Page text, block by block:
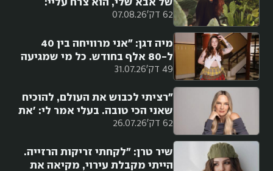
62 דק' 07.08.26
של אבא שלי, הוא צרח עליי:
'בחיים לא תהיי יהודייה, לנצח
הוא לא סלח לי עד יומו האחרון"
49 דק' 31.07.26
מיה דגן: "אני מרוויחה בין 40
ל-80 אלף בחודש. כל מי שמגיעה
לסכומים האלה היא בהכרח
62 דק' 26.07.26
"רציתי לכבוש את העולם, להוכיח
שאני הכי טובה. בעלי אמר לי: 'את
לא איתנו'. אחרי חצי שנה ג'וליה
שיר טרן: "לקחתי זריקות הרזייה.
הייתי מקבלת עירוי, מקיאה את